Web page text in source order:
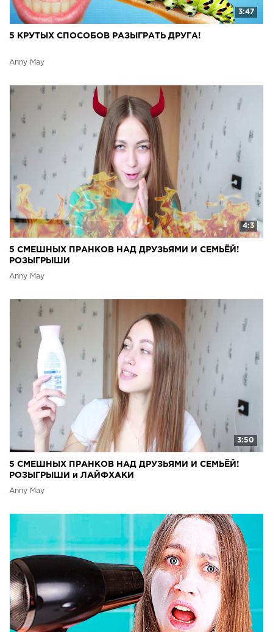
3:47
5 КРУТЫХ СПОСОБОВ РАЗЫГРАТЬ ДРУГА!
Anny May
4:3
5 СМЕШНЫХ ПРАНКОВ НАД ДРУЗЬЯМИ И СЕМЬЁЙ!
РОЗЫГРЫШИ
Anny May
3:50
5 СМЕШНЫХ ПРАНКОВ НАД ДРУЗЬЯМИ И СЕМЬЁЙ!
РОЗЫГРЫШИ и ЛАЙФХАКИ
Anny May